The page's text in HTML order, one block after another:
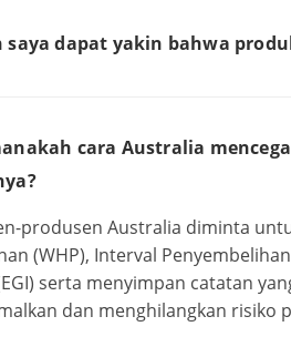
saya dapat yakin bahwa
cara Australia
produsen Australia diminta
(WHP), Interval
serta menyimpan catatan
dan menghilangkan risiko